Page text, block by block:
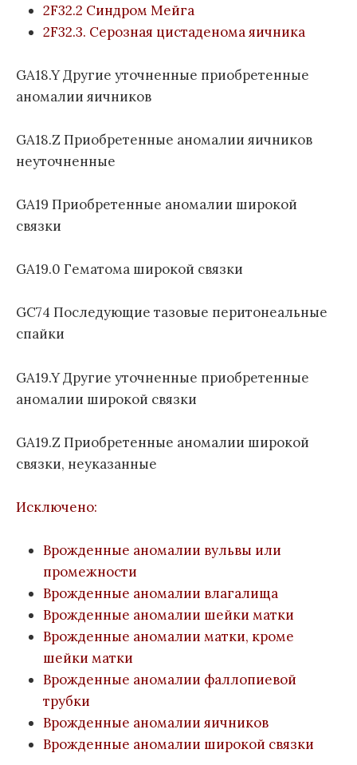
2F32.2 Синдром Мейга
2F32.3. Серозная цистаденома яичника
GA18.Y Другие уточненные приобретенные
аномалии яичников
GA18.Z Приобретенные аномалии яичников
неуточненные
GA19 Приобретенные аномалии широкой
связки
GA19.0 Гематома широкой связки
GC74 Последующие тазовые перитонеальные
спайки
GA19.Y Другие уточненные приобретенные
аномалии широкой связки
GA19.Z Приобретенные аномалии широкой
связки, неуказанные
Исключено:
Врожденные аномалии вульвы или
промежности
Врожденные аномалии влагалища
Врожденные аномалии шейки матки
Врожденные аномалии матки, кроме
шейки матки
Врожденные аномалии фаллопиевой
трубки
Врожденные аномалии яичников
Врожденные аномалии широкой связки